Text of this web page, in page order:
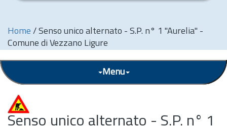
Home / Senso unico alternato - S.P. n° 1 "Aurelia" -
Comune di Vezzano Ligure
Menu
Senso unico alternato - S.P. n° 1